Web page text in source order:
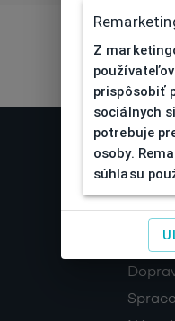
O
Z
prispôsobiť
sociálnych
potrebuje
osoby.
súhlasu